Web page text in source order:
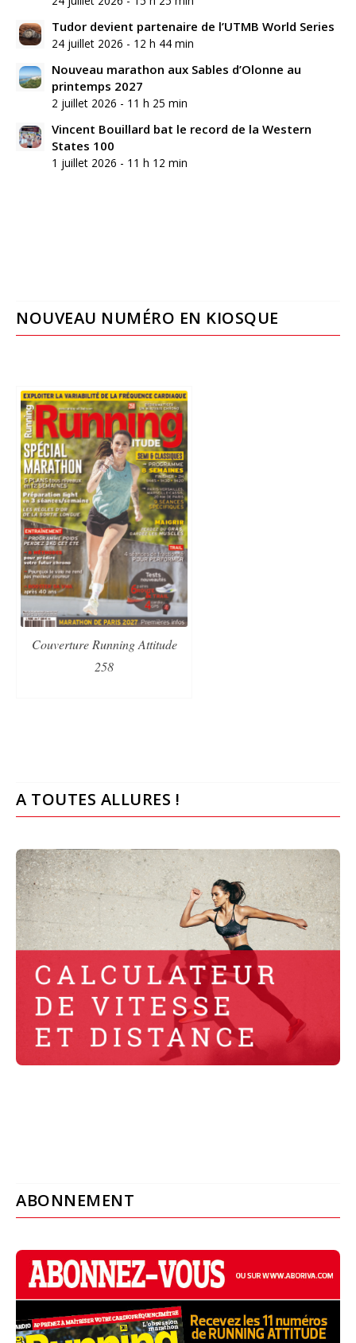
Tudor devient partenaire de l’UTMB World Series
24 juillet 2026 - 12 h 44 min
Nouveau marathon aux Sables d’Olonne au
printemps 2027
2 juillet 2026 - 11 h 25 min
Vincent Bouillard bat le record de la Western
States 100
1 juillet 2026 - 11 h 12 min
NOUVEAU NUMÉRO EN KIOSQUE
Couverture Running Attitude
258
A TOUTES ALLURES !
ABONNEMENT